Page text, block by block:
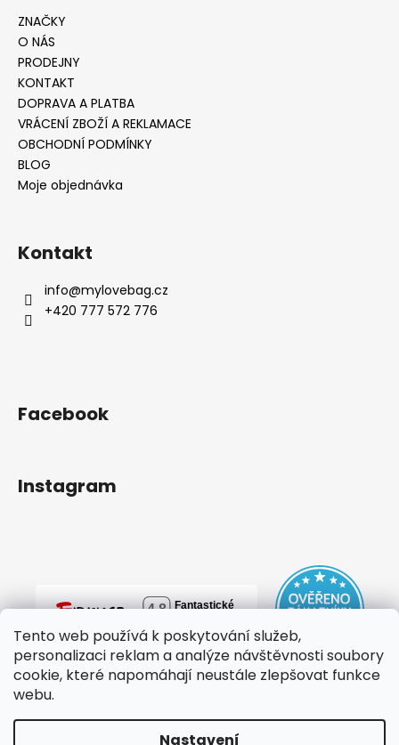
Tento web používá k poskytování služeb,
personalizaci reklam a analýze návštěvnosti soubory
cookie, které napomáhají neustále zlepšovat funkce
webu.
Nastavení
ZNAČKY
O NÁS
PRODEJNY
KONTAKT
DOPRAVA A PLATBA
VRÁCENÍ ZBOŽÍ A REKLAMACE
OBCHODNÍ PODMÍNKY
BLOG
Moje objednávka
Kontakt
info@mylovebag.cz
+420 777 572 776
Facebook
Instagram